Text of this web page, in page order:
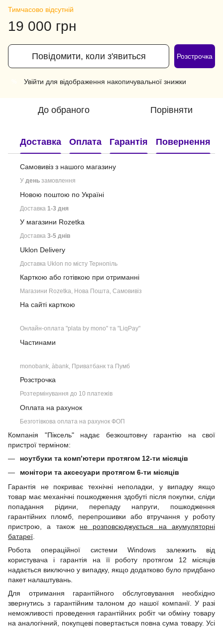
Тимчасово відсутній
19 000 грн
Повідомити, коли з'явиться Розстрочка
Увійти для відображення накопичувальної знижки
До обраного Порівняти
Доставка Оплата Гарантія Повернення
Самовивіз з нашого магазину
У день замовлення
Новою поштою по Україні
Доставка 1-3 дня
У магазини Rozetka
Доставка 3-5 днів
Uklon Delivery
Доставка Uklon по місту Тернопіль
Карткою або готівкою при отриманні
Магазини Rozetka, Нова Пошта, Самовивіз
На сайті карткою
Онлайн-оплата "plata by mono" та "LiqPay"
Частинами
monobank, àbank, Приватбанк та Пумб
Розстрочка
Розтермінування до 10 платежів
Оплата на рахунок
Безготівкова оплата на рахунок ФОП
Компанія "Піксель" надає безкоштовну гарантію на свої
пристрої терміном:
ноутбуки та комп’ютери протягом 12-ти місяців
монітори та аксесуари протягом 6-ти місяців
Гарантія не покриває технічні неполадки, у випадку якщо
товар має механічні пошкодження здобуті після покупки, сліди
попадання рідини, перепаду напруги, пошкодження
гарантійних пломб, перепрошивки або втручання у роботу
пристрою, а також не розповсюджується на акумуляторні
батареї
Робота операційної системи Windows залежить від
користувача і гарантія на її роботу протягом 12 місяців
надається виключно у випадку, якщо додатково було придбано
пакет налаштувань.
Для отримання гарантійного обслуговування необхідно
звернутись з гарантійним талоном до нашої компанії. У разі
неможливості проведення гарантійних робіт чи обміну товару
на аналогічний, покупцеві повертається повна сума товару. Усі